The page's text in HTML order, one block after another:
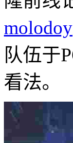
molodoy
队伍于
看法。